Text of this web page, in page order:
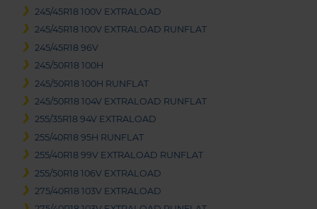
245/45R18 100V EXTRALOAD
245/45R18 100V EXTRALOAD RUNFLAT
245/45R18 96V
245/50R18 100H
245/50R18 100H RUNFLAT
245/50R18 104V EXTRALOAD RUNFLAT
255/35R18 94V EXTRALOAD
255/40R18 95H RUNFLAT
255/40R18 99V EXTRALOAD RUNFLAT
255/50R18 106V EXTRALOAD
275/40R18 103V EXTRALOAD